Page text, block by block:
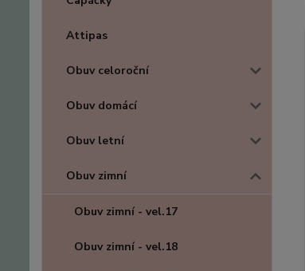
Attipas
Obuv celoroční
Obuv domácí
Obuv letní
Obuv zimní
Obuv zimní - vel.17
Obuv zimní - vel.18